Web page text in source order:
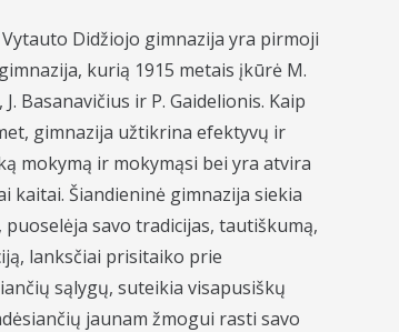
Didžiojo gimnazija yra pirmoji
kurią 1915 metais įkūrė M.
Basanavičius ir P. Gaidelionis. Kaip
gimnazija užtikrina efektyvų ir
mokymą ir mokymąsi bei yra atvira
kaitai. Šiandieninė gimnazija siekia
savo tradicijas, tautiškumą,
lanksčiai prisitaiko prie
sąlygų, suteikia visapusiškų
jaunam žmogui rasti savo